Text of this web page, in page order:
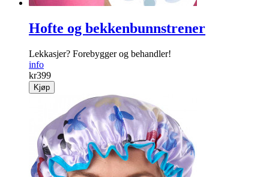
Hofte og bekkenbunnstrener
Lekkasjer? Forebygger og behandler!
info
kr399
Kjøp